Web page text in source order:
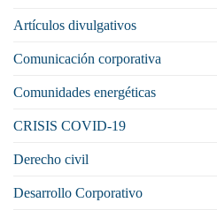
Artículos divulgativos
Comunicación corporativa
Comunidades energéticas
CRISIS COVID-19
Derecho civil
Desarrollo Corporativo